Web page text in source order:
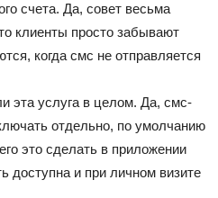
счета. Да, совет весьма
клиенты просто забывают
когда смс не отправляется
эта услуга в целом. Да, смс-
отдельно, по умолчанию
это сделать в приложении
доступна и при личном визите